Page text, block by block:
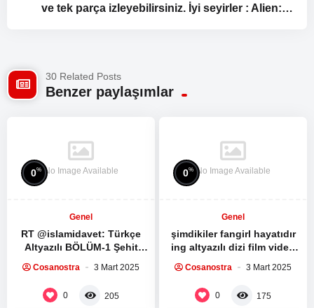
ve tek parça izleyebilirsiniz. İyi seyirler : Alien:…
30 Related Posts
Benzer paylaşımlar
No Image Available
0%
Genel
RT @islamidavet: Türkçe
Altyazılı BÖLÜM-1 Şehit
medya sitesi ile yaptığı
Cosanostra 3 Mart 2025
0 205
No Image Available
0%
Genel
şimdikiler fangirl hayatıdır
ing altyazılı dizi film video
sahip değil mi…
Cosanostra 3 Mart 2025
0 175